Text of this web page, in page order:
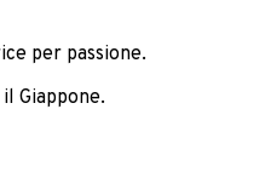
per passione.
Giappone.